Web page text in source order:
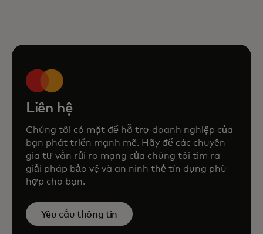
Liên hệ
Chúng tôi có mặt để hỗ trợ doanh nghiệp của
bạn phát triển mạnh mẽ. Hãy để các chuyên
gia tư vấn rủi ro mạng của chúng tôi tìm ra
giải pháp bảo vệ và an ninh thẻ tín dụng phù
hợp cho bạn.
Yêu cầu thông tin